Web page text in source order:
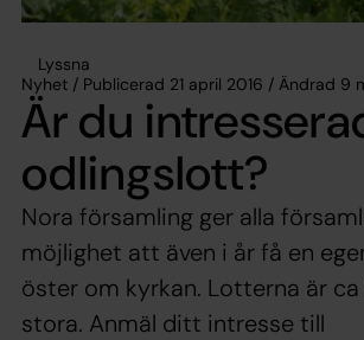
Lyssna
Nyhet / Publicerad 21 april 2016 / Ändrad 9
Är du
odlingslott?
Nora församling ger alla
möjlighet att även i år få en
öster om kyrkan. Lotterna är
stora. Anmäl ditt intresse till